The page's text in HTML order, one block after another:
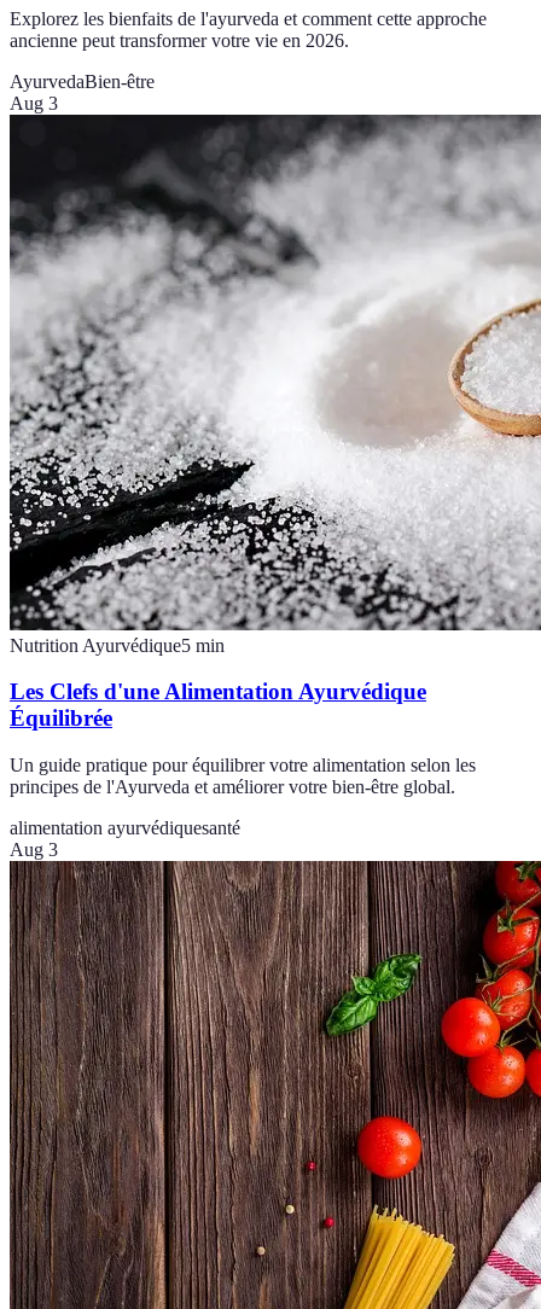
Explorez les bienfaits de l'ayurveda et comment cette approche
ancienne peut transformer votre vie en 2026.
AyurvedaBien-être
Aug 3
Nutrition Ayurvédique5 min
Les Clefs d'une Alimentation Ayurvédique
Équilibrée
Un guide pratique pour équilibrer votre alimentation selon les
principes de l'Ayurveda et améliorer votre bien-être global.
alimentation ayurvédiquesanté
Aug 3